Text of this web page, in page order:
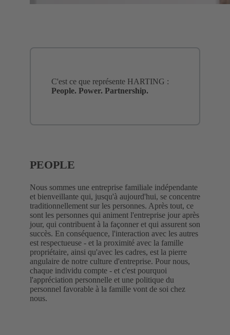
C'est ce que représente HARTING :
People. Power. Partnership.
PEOPLE
Nous sommes une entreprise familiale indépendante
et bienveillante qui, jusqu'à aujourd'hui, se concentre
traditionnellement sur les personnes. Après tout, ce
sont les personnes qui animent l'entreprise jour après
jour, qui contribuent à la façonner et qui assurent son
succès. En conséquence, l'interaction avec les autres
est respectueuse - et la proximité avec la famille
propriétaire, ainsi qu'avec les cadres, est la pierre
angulaire de notre culture d'entreprise. Pour nous,
chaque individu compte - et c'est pourquoi
l'appréciation personnelle et une politique du
personnel favorable à la famille vont de soi chez
nous.